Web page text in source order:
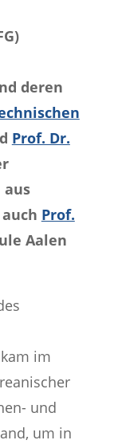
deren
Prof. Dr.
aus
Prof.
Aalen
im
und
um in